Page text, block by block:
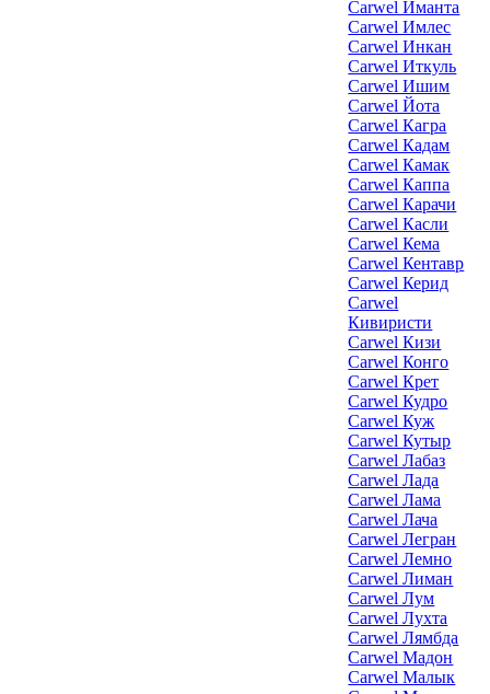
Carwel Иманта
Carwel Имлес
Carwel Инкан
Carwel Иткуль
Carwel Ишим
Carwel Йота
Carwel Кагра
Carwel Кадам
Carwel Камак
Carwel Каппа
Carwel Карачи
Carwel Касли
Carwel Кема
Carwel Кентавр
Carwel Керид
Carwel
Кивиристи
Carwel Кизи
Carwel Конго
Carwel Крет
Carwel Кудро
Carwel Куж
Carwel Кутыр
Carwel Лабаз
Carwel Лада
Carwel Лама
Carwel Лача
Carwel Легран
Carwel Лемно
Carwel Лиман
Carwel Лум
Carwel Лухта
Carwel Лямбда
Carwel Мадон
Carwel Малык